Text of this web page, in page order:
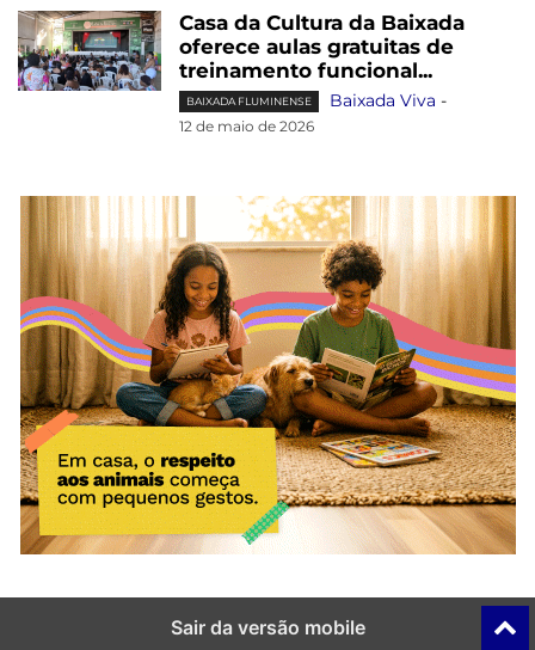
Casa da Cultura da Baixada
oferece aulas gratuitas de
treinamento funcional...
BAIXADA FLUMINENSE Baixada Viva -
12 de maio de 2026
Sair da versão mobile